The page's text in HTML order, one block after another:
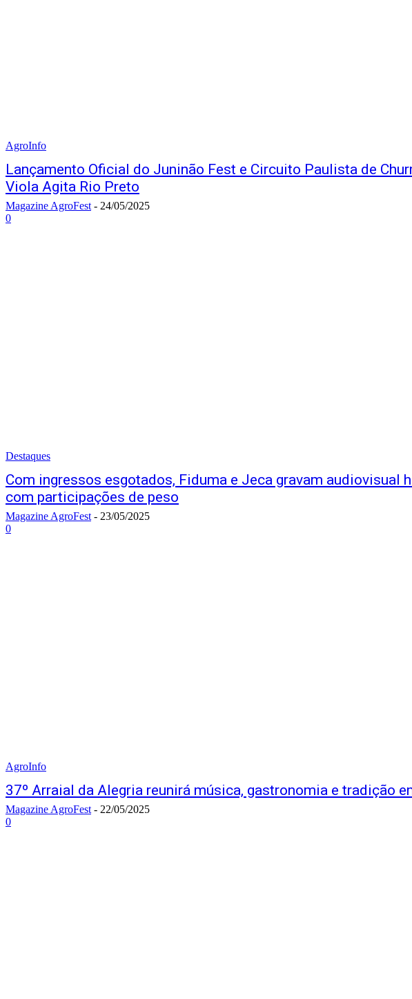
AgroInfo
Lançamento Oficial do Juninão Fest e Circuito Paulista de
Viola Agita Rio Preto
Magazine AgroFest - 24/05/2025
0
Destaques
Com ingressos esgotados, Fiduma e Jeca gravam audiovisual
com participações de peso
Magazine AgroFest - 23/05/2025
0
AgroInfo
37º Arraial da Alegria reunirá música, gastronomia e tradição
Magazine AgroFest - 22/05/2025
0